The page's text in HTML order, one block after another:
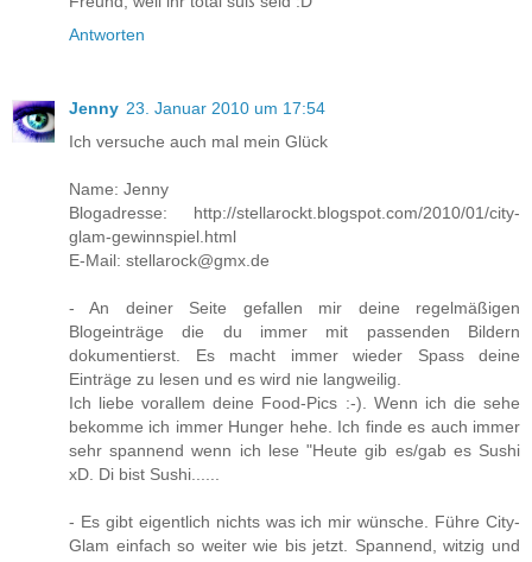
Antworten
Jenny 23. Januar 2010 um 17:54
Ich versuche auch mal mein Glück
Name: Jenny
Blogadresse: http://stellarockt.blogspot.com/2010/01/city-
glam-gewinnspiel.html
E-Mail: stellarock@gmx.de
- An deiner Seite gefallen mir deine regelmäßigen
Blogeinträge die du immer mit passenden Bildern
dokumentierst. Es macht immer wieder Spass deine
Einträge zu lesen und es wird nie langweilig.
Ich liebe vorallem deine Food-Pics :-). Wenn ich die sehe
bekomme ich immer Hunger hehe. Ich finde es auch immer
sehr spannend wenn ich lese "Heute gib es/gab es Sushi
xD. Di bist Sushi......
- Es gibt eigentlich nichts was ich mir wünsche. Führe City-
Glam einfach so weiter wie bis jetzt. Spannend, witzig und